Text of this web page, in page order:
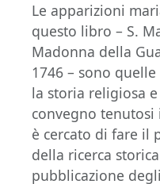
Le apparizioni
questo libro – S.
Madonna della
1746 – sono
la storia religiosa
convegno tenutosi
è cercato di fare il
della ricerca
pubblicazione